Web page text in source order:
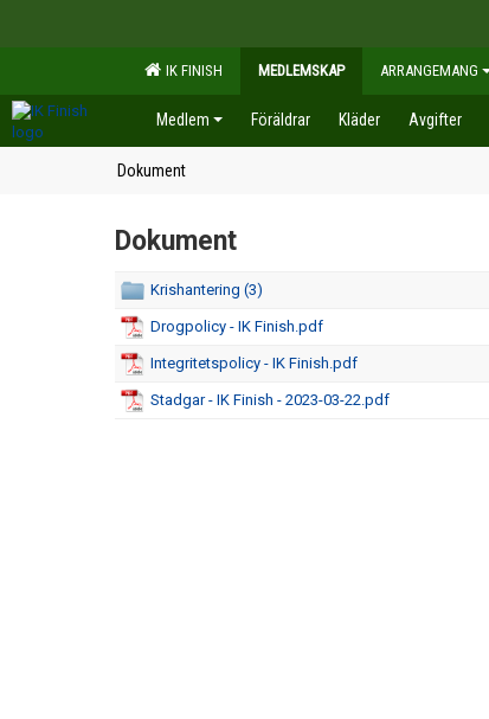
IK FINISH MEDLEMSKAP ARRANGEMANG
Medlem Föräldrar Kläder Avgifter
Dokument
Dokument
Krishantering (3)
Drogpolicy - IK Finish.pdf
Integritetspolicy - IK Finish.pdf
Stadgar - IK Finish - 2023-03-22.pdf